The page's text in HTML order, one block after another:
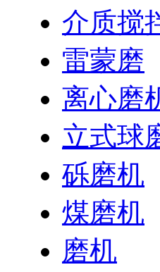
介质搅
雷蒙磨
离心磨
立式球
砾磨机
煤磨机
磨机